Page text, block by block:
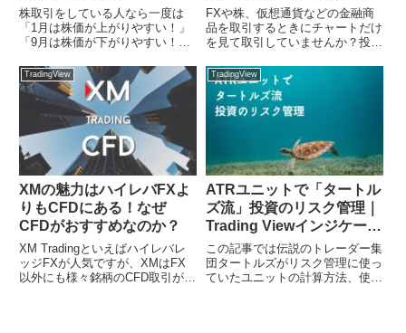
株取引をしている人なら一度は
「1月は株価が上がりやすい！」
「9月は株価が下がりやすい！」
あるかと思います。今回は日経平
均、TOPIX、NYダウ、
S&P500、ナスダックの過去30年
間の月別騰落率から、よく聞く
月...
貨】
FXや株、仮想通貨などの金融商
品を取引するときにチャートだけ
を見て取引していませんか？投資
金融市場の全体の動きを把握する
ため経済指標や各種のポジショ
ン、経済ニュースなども確認して
います。しかし、金融市場の情報
TradingView
XMの魅力はハイレバFXよ
りもCFDにある！なぜ
CFDがおすすめなのか？
XM Tradingといえばハイレバレ
ッジFXが人気ですが、XMはFX
以外にも様々銘柄のCFD取引が可
TradingView
ATRユニットで「タートル
ズ流」投資のリスク管理｜
Trading Viewインジケータ
ーも紹介
この記事では伝説のトレーダー集
団タートルズがリスク管理に使っ
ていたユニットの計算方法、使い